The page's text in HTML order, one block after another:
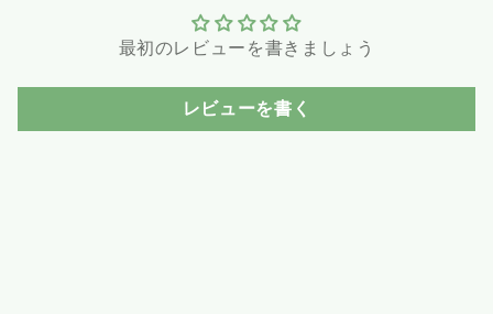
最初のレビューを書きましょう
レビューを書く